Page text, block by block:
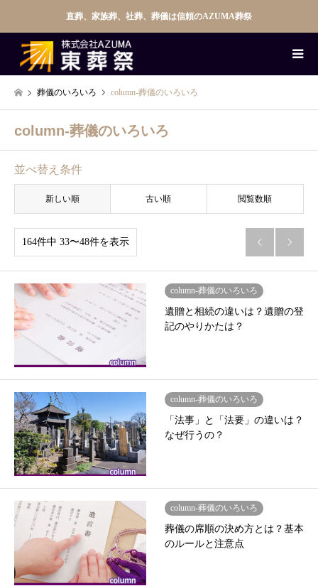
直葬、家族葬、社葬、葬儀は信頼のAZUMA葬祭
葬儀のいろいろ column-葬儀のいろいろ
column-葬儀のいろいろ
並べ替え条件
新しい順 古い順 閲覧数順
164件中 33〜48件を表示  
column-葬儀のいろいろ
遺贈と相続の違いは？遺贈の登
記のやりかたは？
column-葬儀のいろいろ
「法事」と「法要」の違いは？
なぜ行うの？
column-葬儀のいろいろ
葬儀の席順の決め方とは？基本
のルールと注意点